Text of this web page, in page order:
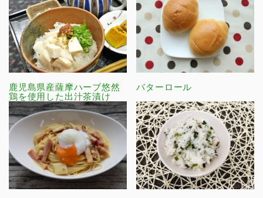
鹿児島県産薩摩ハーブ悠然
鶏を使用した出汁茶漬け
バターロール